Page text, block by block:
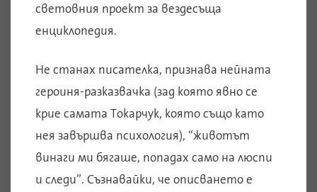
световния проект за вездесъща
енциклопедия.
Не станах писателка, признава нейната
героиня-разказвачка (зад която явно се
крие самата Токарчук, която също като
нея завършва психология), “животът
винаги ми бягаше, попадах само на люспи
и следи”. Съзнавайки, че описването е